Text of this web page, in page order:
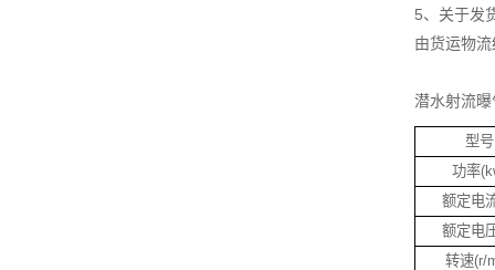
5、关于发
由货运物
潜水射流
型号
功率
额定电
额定电
转速(r/